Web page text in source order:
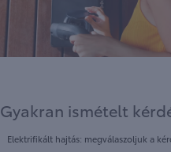
Gyakran ismételt
Elektrifikált hajtás: megválaszoljuk a